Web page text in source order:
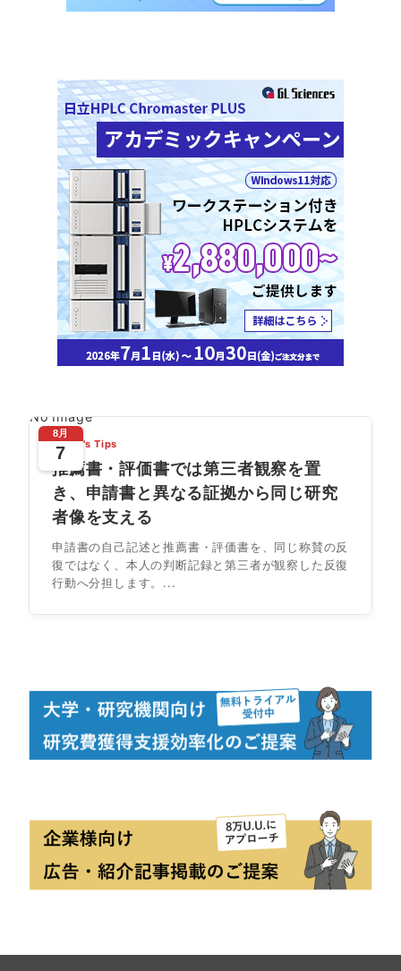
No Image
8月
7
Today's Tips
推薦書・評価書では第三者観察を置
き、申請書と異なる証拠から同じ研究
者像を支える
申請書の自己記述と推薦書・評価書を、同じ称賛の反
復ではなく、本人の判断記録と第三者が観察した反復
行動へ分担します。...